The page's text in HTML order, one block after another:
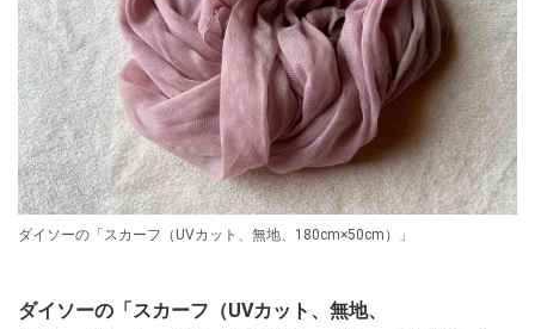
ダイソーの「スカーフ（UVカット、無地、180cm×50cm）」
ダイソーの「スカーフ（UVカット、無地、